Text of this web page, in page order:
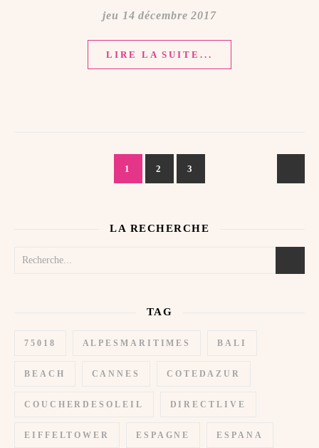
jeu 14 décembre 2017
LIRE LA SUITE...
1 2 3
LA RECHERCHE
TAG
75018 ALPESMARITIMES BALI
BEACH CANNES COTEDAZUR
COUCHERDESOLEIL DIRECTLIVE
EIFFELTOWER ESPAGNE ESPANA